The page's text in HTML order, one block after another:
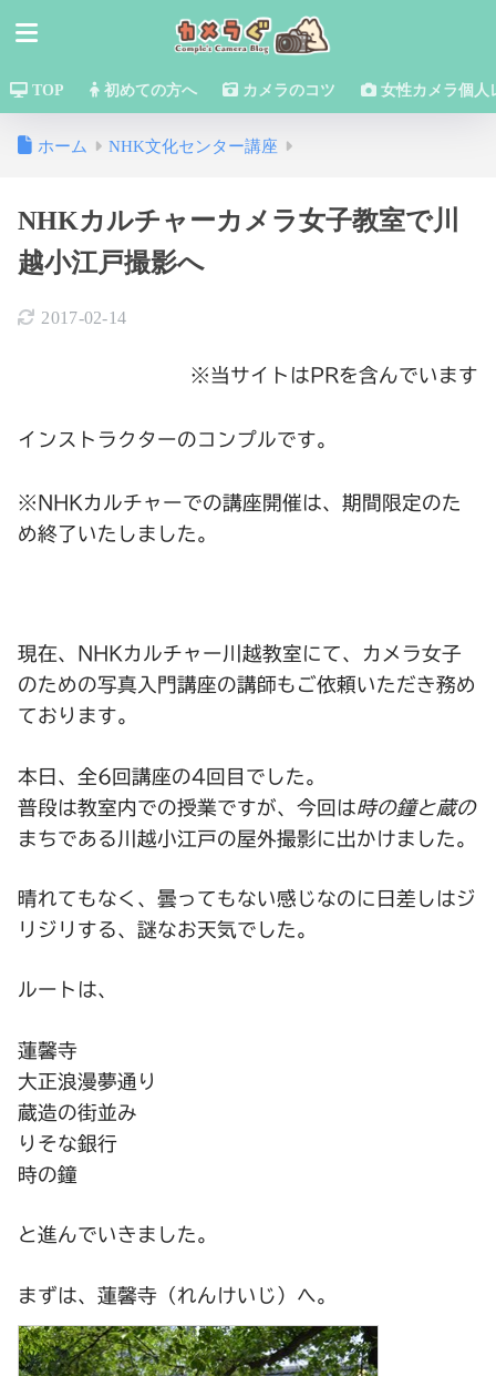
TOP 初めての方へ カメラのコツ 女性カメラ個人
ホーム NHK文化センター講座
NHKカルチャーカメラ女子教室で川
越小江戸撮影へ
2017-02-14
※当サイトはPRを含んでいます
インストラクターのコンプルです。
※NHKカルチャーでの講座開催は、期間限定のた
め終了いたしました。
現在、NHKカルチャー川越教室にて、カメラ女子
のための写真入門講座の講師もご依頼いただき務め
ております。
本日、全6回講座の4回目でした。
普段は教室内での授業ですが、今回は時の鐘と蔵の
まちである川越小江戸の屋外撮影に出かけました。
晴れてもなく、曇ってもない感じなのに日差しはジ
リジリする、謎なお天気でした。
ルートは、
蓮馨寺
大正浪漫夢通り
蔵造の街並み
りそな銀行
時の鐘
と進んでいきました。
まずは、蓮馨寺（れんけいじ）へ。